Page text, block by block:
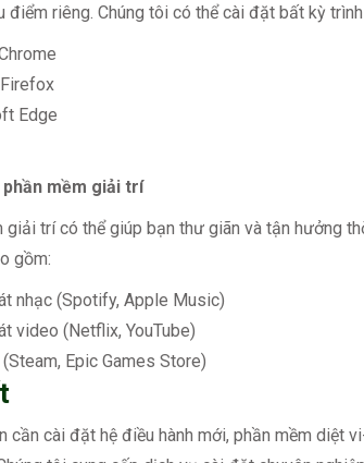
điểm riêng. Chúng tôi có thể cài đặt bất kỳ
Edge
mềm giải trí
giải trí có thể giúp bạn thư giãn và tận hưởng
gồm:
nhạc (Spotify, Apple Music)
video (Netflix, YouTube)
Epic Games Store)
cần cài đặt hệ điều hành mới, phần mềm diệt